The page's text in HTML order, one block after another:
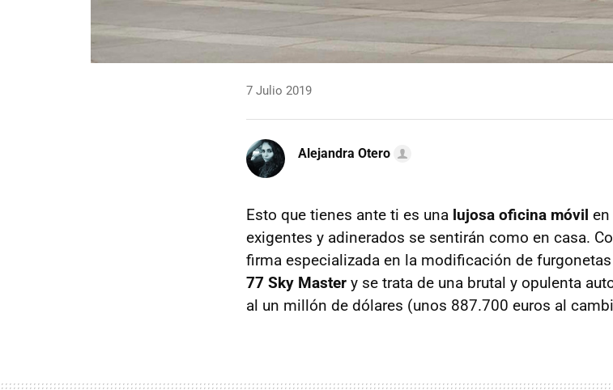
7 Julio 2019
Alejandra Otero
Esto que tienes ante ti es una lujosa oficina móvil
exigentes y adinerados se sentirán como en casa.
firma especializada en la modificación de
77 Sky Master y se trata de una brutal y opulenta
al un millón de dólares (unos 887.700 euros al